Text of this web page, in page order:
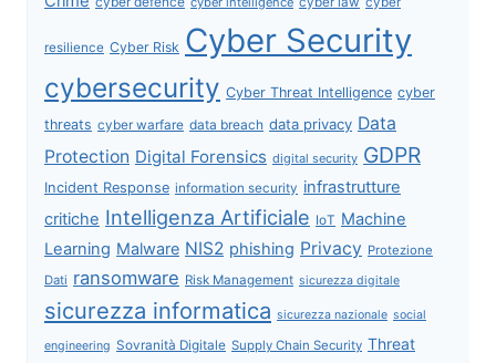
resilience Cyber Risk Cyber Security
cybersecurity Cyber Threat Intelligence cyber
threats cyber warfare data breach data privacy Data
Protection Digital Forensics digital security GDPR
Incident Response information security infrastrutture
critiche Intelligenza Artificiale IoT Machine
Learning Malware NIS2 phishing Privacy Protezione
Dati ransomware Risk Management sicurezza digitale
sicurezza informatica sicurezza nazionale social
engineering Sovranità Digitale Supply Chain Security Threat